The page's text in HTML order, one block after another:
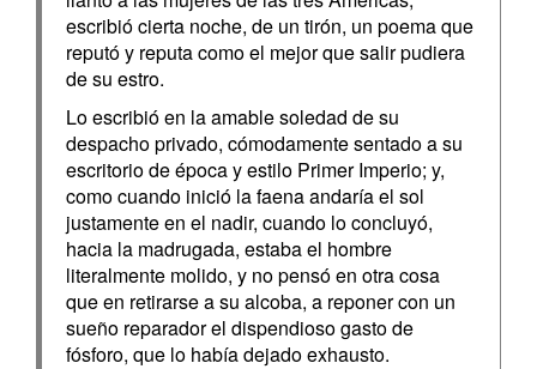
escribió cierta noche, de un tirón, un poema que
reputó y reputa como el mejor que salir pudiera
de su estro.
Lo escribió en la amable soledad de su
despacho privado, cómodamente sentado a su
escritorio de época y estilo Primer Imperio; y,
como cuando inició la faena andaría el sol
justamente en el nadir, cuando lo concluyó,
hacia la madrugada, estaba el hombre
literalmente molido, y no pensó en otra cosa
que en retirarse a su alcoba, a reponer con un
sueño reparador el dispendioso gasto de
fósforo, que lo había dejado exhausto.